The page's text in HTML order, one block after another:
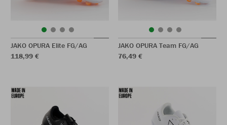
JAKO OPURA Elite FG/AG
118,99 €
JAKO OPURA Team FG/AG
76,49 €